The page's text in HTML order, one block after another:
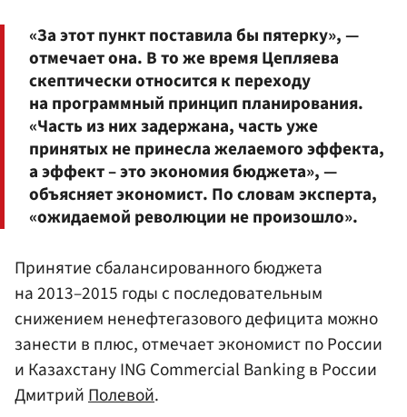
«За этот пункт поставила бы пятерку», —
отмечает она. В то же время Цепляева
скептически относится к переходу
на программный принцип планирования.
«Часть из них задержана, часть уже
принятых не принесла желаемого эффекта,
а эффект – это экономия бюджета», —
объясняет экономист. По словам эксперта,
«ожидаемой революции не произошло».
Принятие сбалансированного бюджета
на 2013–2015 годы с последовательным
снижением ненефтегазового дефицита можно
занести в плюс, отмечает экономист по России
и Казахстану ING Commercial Banking в России
ДмитрийПолевой.